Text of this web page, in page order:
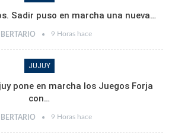
Sadir puso en marcha una nueva…
9 Horas hace
JUJUY
pone en marcha los Juegos Forja
con…
9 Horas hace